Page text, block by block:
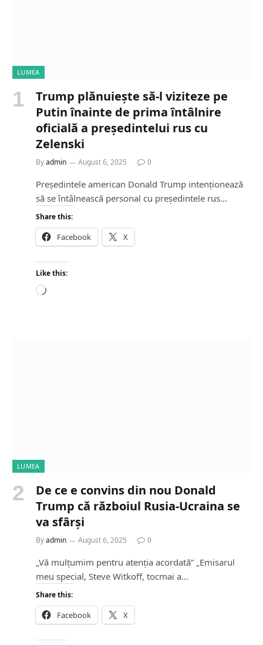
LUMEA
Trump plănuiește să-l viziteze pe
Putin înainte de prima întâlnire
oficială a președintelui rus cu
Zelenski
Byadmin August 6, 2025 0
Președintele american Donald Trump intenționează
să se întâlnească personal cu președintele rus…
Share this:
Facebook X
Like this:
L
LUMEA
De ce e convins din nou Donald
Trump că războiul Rusia-Ucraina se
va sfârși
Byadmin August 6, 2025 0
„Vă mulțumim pentru atenția acordată” „Emisarul
meu special, Steve Witkoff, tocmai a…
Share this:
Facebook X